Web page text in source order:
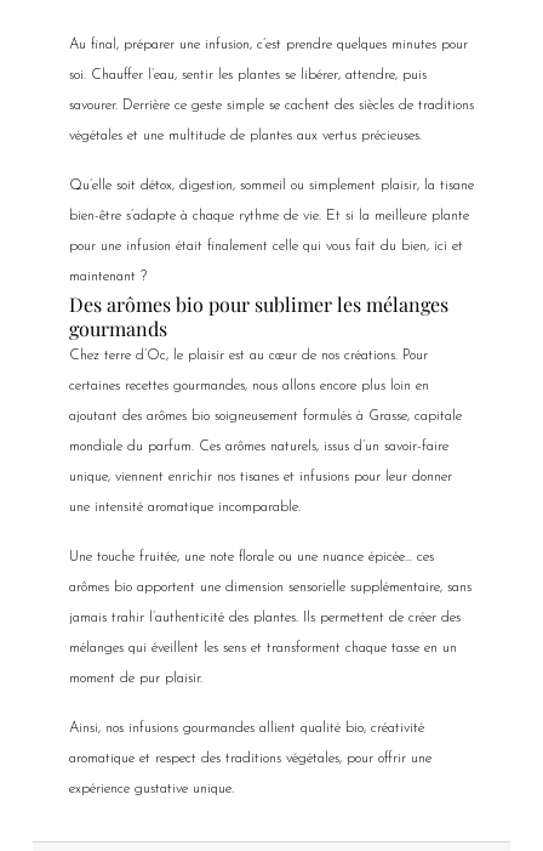
Au final, préparer une infusion, c’est prendre quelques minutes pour
soi. Chauffer l’eau, sentir les plantes se libérer, attendre, puis
savourer. Derrière ce geste simple se cachent des siècles de traditions
végétales et une multitude de plantes aux vertus précieuses.
Qu’elle soit détox, digestion, sommeil ou simplement plaisir, la tisane
bien-être s’adapte à chaque rythme de vie. Et si la meilleure plante
pour une infusion était finalement celle qui vous fait du bien, ici et
maintenant ?
Des arômes bio pour sublimer les mélanges
gourmands
Chez terre d’Oc, le plaisir est au cœur de nos créations. Pour
certaines recettes gourmandes, nous allons encore plus loin en
ajoutant des arômes bio soigneusement formulés à Grasse, capitale
mondiale du parfum. Ces arômes naturels, issus d’un savoir-faire
unique, viennent enrichir nos tisanes et infusions pour leur donner
une intensité aromatique incomparable.
Une touche fruitée, une note florale ou une nuance épicée… ces
arômes bio apportent une dimension sensorielle supplémentaire, sans
jamais trahir l’authenticité des plantes. Ils permettent de créer des
mélanges qui éveillent les sens et transforment chaque tasse en un
moment de pur plaisir.
Ainsi, nos infusions gourmandes allient qualité bio, créativité
aromatique et respect des traditions végétales, pour offrir une
expérience gustative unique.